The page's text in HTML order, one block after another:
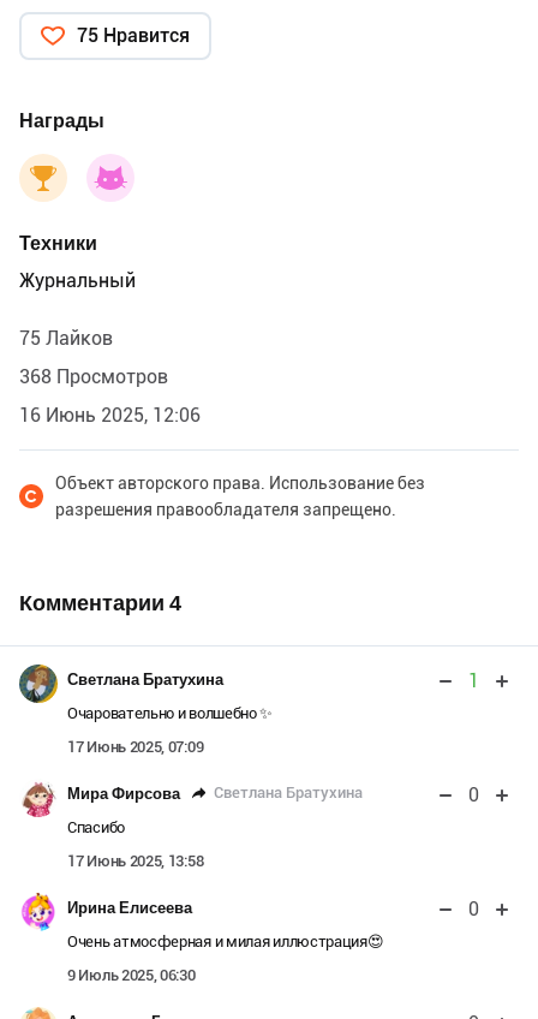
75 Нравится
Награды
Техники
Журнальный
75 Лайков
368 Просмотров
16 Июнь 2025, 12:06
Объект авторского права. Использование без
разрешения правообладателя запрещено.
Комментарии 4
Светлана Братухина 1
Очаровательно и волшебно ✨
17 Июнь 2025, 07:09
Мира Фирсова Светлана Братухина 0
Спасибо
17 Июнь 2025, 13:58
Ирина Елисеева 0
Очень атмосферная и милая иллюстрация😍
9 Июль 2025, 06:30